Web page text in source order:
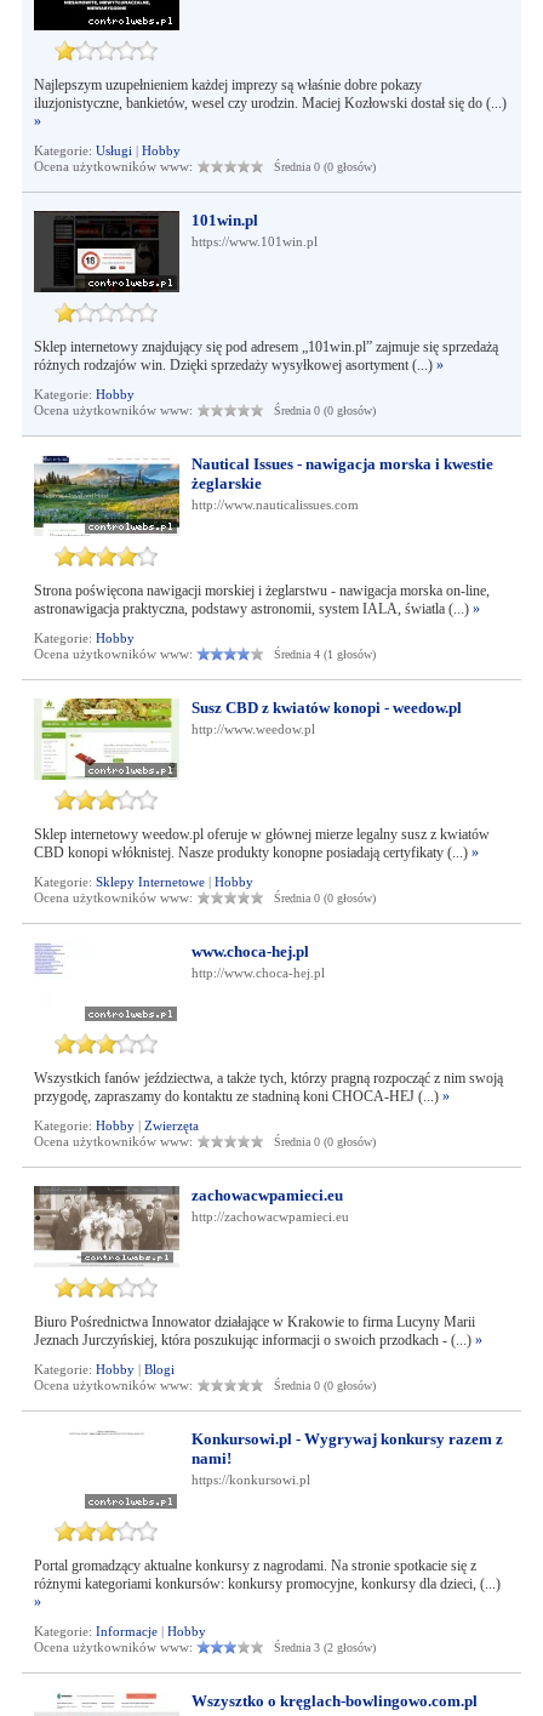
Najlepszym uzupełnieniem każdej imprezy są właśnie dobre pokazy
iluzjonistyczne, bankietów, wesel czy urodzin. Maciej Kozłowski dostał się do (...)
»
Kategorie: Usługi | Hobby
Ocena użytkowników www:
Średnia 0 (0 głosów)
101win.pl
https://www.101win.pl
Sklep internetowy znajdujący się pod adresem „101win.pl” zajmuje się sprzedażą
różnych rodzajów win. Dzięki sprzedaży wysyłkowej asortyment (...) »
Kategorie: Hobby
Ocena użytkowników www:
Średnia 0 (0 głosów)
Nautical Issues - nawigacja morska i kwestie
żeglarskie
http://www.nauticalissues.com
Strona poświęcona nawigacji morskiej i żeglarstwu - nawigacja morska on-line,
astronawigacja praktyczna, podstawy astronomii, system IALA, światla (...) »
Kategorie: Hobby
Ocena użytkowników www:
Średnia 4 (1 głosów)
Susz CBD z kwiatów konopi - weedow.pl
http://www.weedow.pl
Sklep internetowy weedow.pl oferuje w głównej mierze legalny susz z kwiatów
CBD konopi włóknistej. Nasze produkty konopne posiadają certyfikaty (...) »
Kategorie: Sklepy Internetowe| Hobby
Ocena użytkowników www:
Średnia 0 (0 głosów)
www.choca-hej.pl
http://www.choca-hej.pl
Wszystkich fanów jeździectwa, a także tych, którzy pragną rozpocząć z nim swoją
przygodę, zapraszamy do kontaktu ze stadniną koni CHOCA-HEJ (...) »
Kategorie: Hobby| Zwierzęta
Ocena użytkowników www:
Średnia 0 (0 głosów)
zachowacwpamieci.eu
http://zachowacwpamieci.eu
Biuro Pośrednictwa Innowator działające w Krakowie to firma Lucyny Marii
Jeznach Jurczyńskiej, która poszukując informacji o swoich przodkach - (...) »
Kategorie: Hobby| Blogi
Ocena użytkowników www:
Średnia 0 (0 głosów)
Konkursowi.pl - Wygrywaj konkursy razem z
nami!
https://konkursowi.pl
Portal gromadzący aktualne konkursy z nagrodami. Na stronie spotkacie się z
różnymi kategoriami konkursów: konkursy promocyjne, konkursy dla dzieci, (...)
»
Kategorie: Informacje| Hobby
Ocena użytkowników www:
Średnia 3 (2 głosów)
Wszysztko o kręglach-bowlingowo.com.pl